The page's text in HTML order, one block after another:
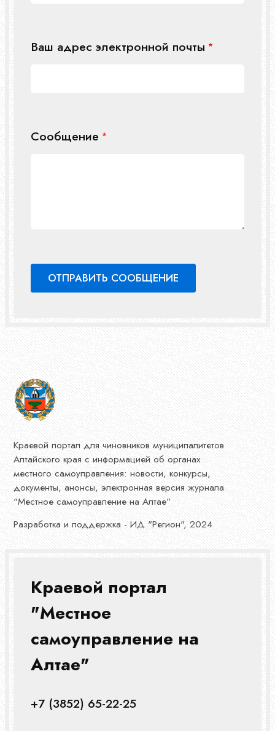
Ваш адрес электронной почты
Сообщение
Краевой портал для чиновников муниципалитетов
Алтайского края с информацией об органах
местного самоуправления: новости, конкурсы,
документы, анонсы, электронная версия журнала
"Местное самоуправление на Алтае"
Разработка и поддержка - ИД "Регион", 2024
Краевой портал
"Местное
самоуправление на
Алтае"
+7 (3852) 65-22-25